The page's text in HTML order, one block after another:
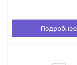
Подробнее